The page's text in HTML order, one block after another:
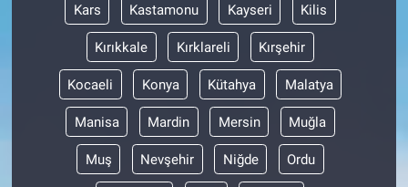
Kars Kastamonu Kayseri Kilis
Kırıkkale Kırklareli Kırşehir
Kocaeli Konya Kütahya Malatya
Manisa Mardin Mersin Muğla
Muş Nevşehir Niğde Ordu